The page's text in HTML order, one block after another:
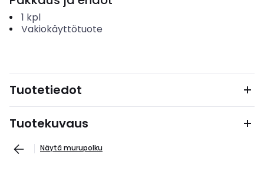
1 kpl
Vakiokäyttötuote
Tuotetiedot
Tuotekuvaus
Näytä murupolku